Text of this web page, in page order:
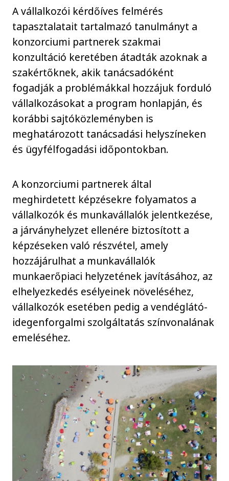
A vállalkozói kérdőíves felmérés
tapasztalatait tartalmazó tanulmányt a
konzorciumi partnerek szakmai
konzultáció keretében átadták azoknak a
szakértőknek, akik tanácsadóként
fogadják a problémákkal hozzájuk forduló
vállalkozásokat a program honlapján, és
korábbi sajtóközleményben is
meghatározott tanácsadási helyszíneken
és ügyfélfogadási időpontokban.
A konzorciumi partnerek által
meghirdetett képzésekre folyamatos a
vállalkozók és munkavállalók jelentkezése,
a járványhelyzet ellenére biztosított a
képzéseken való részvétel, amely
hozzájárulhat a munkavállalók
munkaerőpiaci helyzetének javításához, az
elhelyezkedés esélyeinek növeléséhez,
vállalkozók esetében pedig a vendéglátó-
idegenforgalmi szolgáltatás színvonalának
emeléséhez.